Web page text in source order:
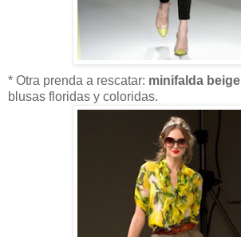
* Otra prenda a rescatar: minifalda beige
blusas floridas y coloridas.